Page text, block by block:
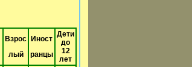
Взрос
лый
Иност
ранцы
Дети
до
12
лет